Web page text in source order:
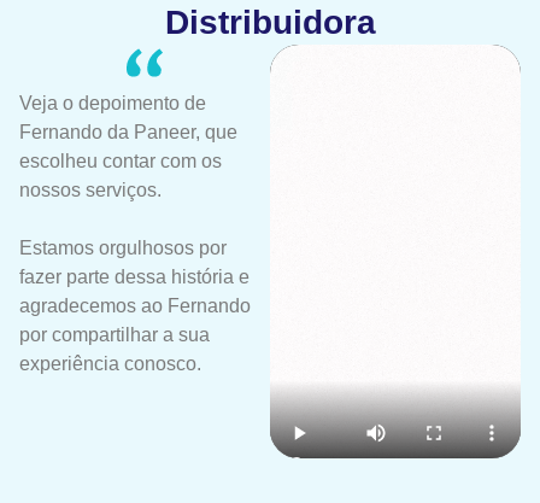
Distribuidora
Veja o depoimento de
Fernando da Paneer, que
escolheu contar com os
nossos serviços.
Estamos orgulhosos por
fazer parte dessa história e
agradecemos ao Fernando
por compartilhar a sua
experiência conosco.